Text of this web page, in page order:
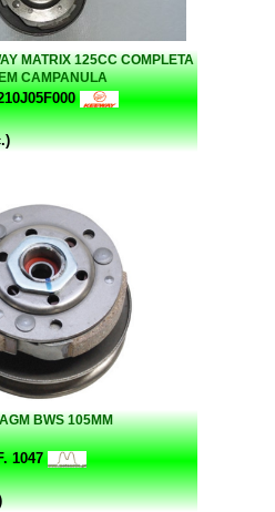
MATRIX 125CC COMPLETA
CAMPANULA
BWS 105MM
1047